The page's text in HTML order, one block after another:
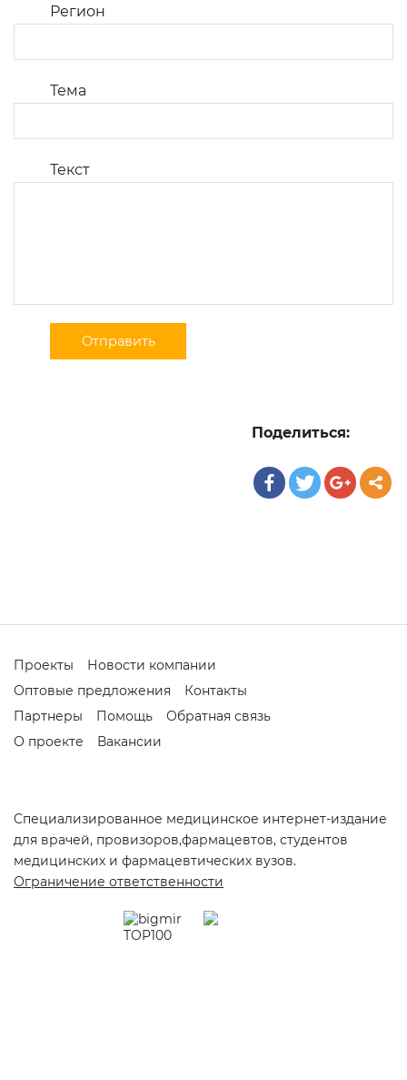
Регион
Тема
Текст
Поделиться:
Проекты
Новости компании
Оптовые предложения
Контакты
Партнеры
Помощь
Обратная связь
О проекте
Вакансии
Cпециализированное медицинское интернет-издание
для врачей, провизоров,фармацевтов, студентов
медицинских и фармацевтических вузов.
Ограничение ответственности